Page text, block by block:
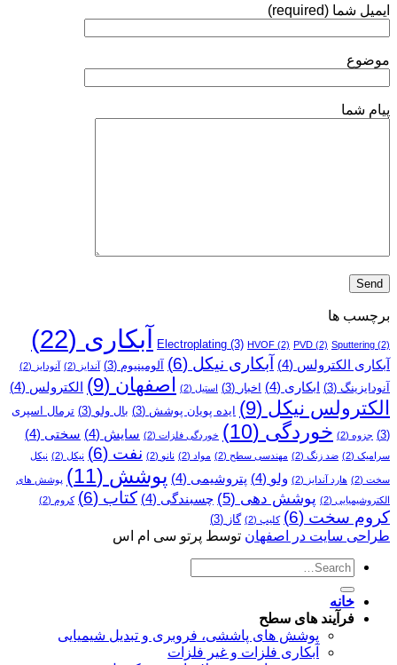
نیکل
ایمیل شما (required)
موضوع
پیام شما
برچسب ها
Electroplating (3) HVOF (2) PVD (2) Sputtering (2) آبکاری (22)
آبکاری الکترولس (4) آبکاری نیکل (6) آلومینیوم (3) آندایز (2) آنودایز (2)
آنودایزینگ (3) ابکاری (4) اخبار (3) استیل (2) اصفهان (9) الکترولس (4)
الکترولس نیکل (9) ایده پویان پوشش (3) بال ولو (3)
ترمال اسپری
(3)
جزوه (2) خوردگی (10) خوردگی فلزات (2) سایش (4) سختی (4)
سرامیک (2) ضد زنگ (2) مهندسی سطح (2) مواد (2) نانو (2) نفت (6) نیکل (2) نیکل
سخت (2) هارد آندایز (2) ولو (4) پتروشیمی (4) پوشش (11)
پوشش­ های
الکتروشیمیایی (2) پوشش دهی (5) چسبندگی (4) کتاب (6) کروم (2)
کروم سخت (6) کلیپ (2) گاز (3)
طراحی سایت در اصفهان توسط پرتو سی ام اس
خانه
فرآیند های سطح
پوشش های پاششی، فروبری و تبدیل شیمیایی
آبکاری فلزات و غیر فلزات